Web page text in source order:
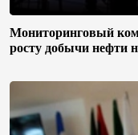
Мониторинговый
росту добычи нефти